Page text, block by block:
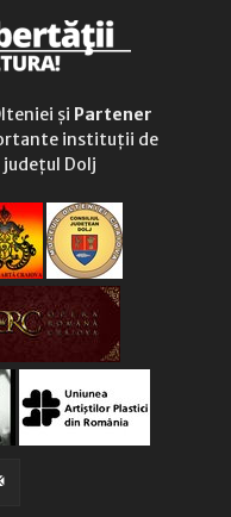
și Partener
instituții de
județul Dolj